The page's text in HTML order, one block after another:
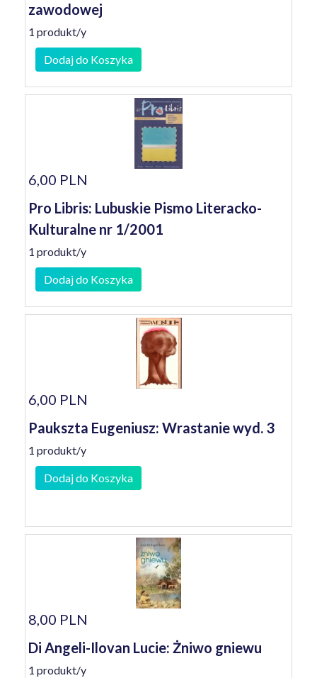
zawodowej
1 produkt/y
Dodaj do Koszyka
6,00 PLN
Pro Libris: Lubuskie Pismo Literacko-
Kulturalne nr 1/2001
1 produkt/y
Dodaj do Koszyka
6,00 PLN
Paukszta Eugeniusz: Wrastanie wyd. 3
1 produkt/y
Dodaj do Koszyka
8,00 PLN
Di Angeli-Ilovan Lucie: Żniwo gniewu
1 produkt/y